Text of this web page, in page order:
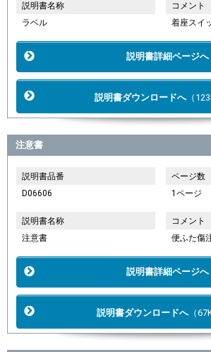
説明書名称
ラベル
コメント
着座スイ
説明書詳細ページへ
説明書ダウンロードへ（
注意書
説明書品番
D06606
ページ数
1ページ
説明書名称
注意書
コメント
便ふた傷
説明書詳細ページへ
説明書ダウンロードへ（